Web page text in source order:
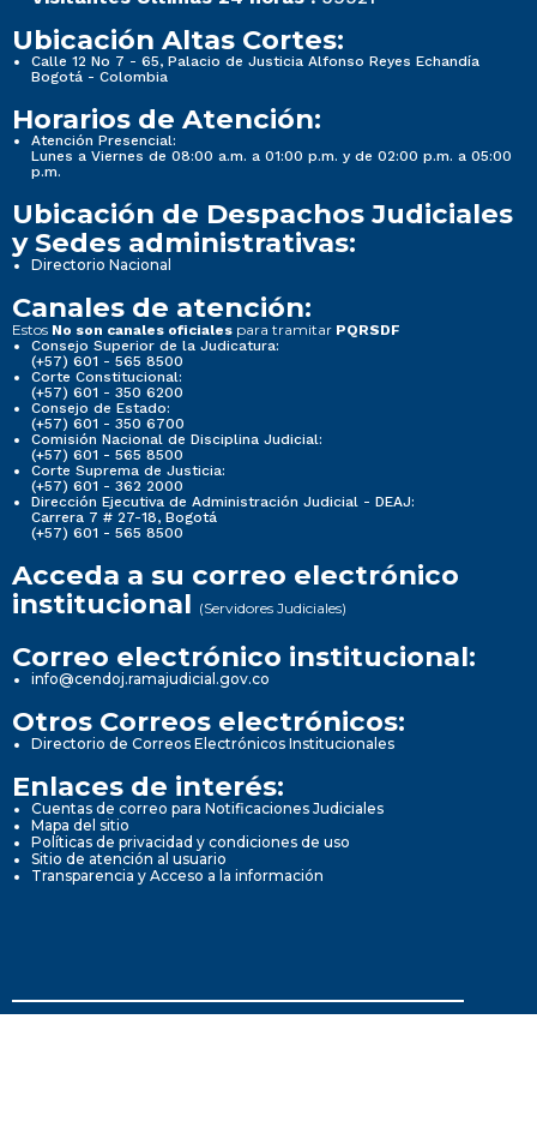
Ubicación Altas Cortes:
Calle 12 No 7 - 65, Palacio de Justicia Alfonso Reyes Echandía
Bogotá - Colombia
Horarios de Atención:
Atención Presencial:
Lunes a Viernes de 08:00 a.m. a 01:00 p.m. y de 02:00 p.m. a 05:00
p.m.
Ubicación de Despachos Judiciales
y Sedes administrativas:
Directorio Nacional
Canales de atención:
Estos No son canales oficiales para tramitar PQRSDF
Consejo Superior de la Judicatura:
(+57) 601 - 565 8500
Corte Constitucional:
(+57) 601 - 350 6200
Consejo de Estado:
(+57) 601 - 350 6700
Comisión Nacional de Disciplina Judicial:
(+57) 601 - 565 8500
Corte Suprema de Justicia:
(+57) 601 - 362 2000
Dirección Ejecutiva de Administración Judicial - DEAJ:
Carrera 7 # 27-18, Bogotá
(+57) 601 - 565 8500
Acceda a su correo electrónico
institucional (Servidores Judiciales)
Correo electrónico institucional:
info@cendoj.ramajudicial.gov.co
Otros Correos electrónicos:
Directorio de Correos Electrónicos Institucionales
Enlaces de interés:
Cuentas de correo para Notificaciones Judiciales
Mapa del sitio
Políticas de privacidad y condiciones de uso
Sitio de atención al usuario
Transparencia y Acceso a la información